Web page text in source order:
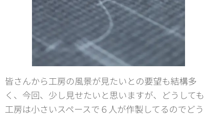
皆さんから工房の風景が見たいとの要望も結構多
く、今回、少し見せたいと思いますが、どうしても
工房は小さいスペースで６人が作製してるのでどう